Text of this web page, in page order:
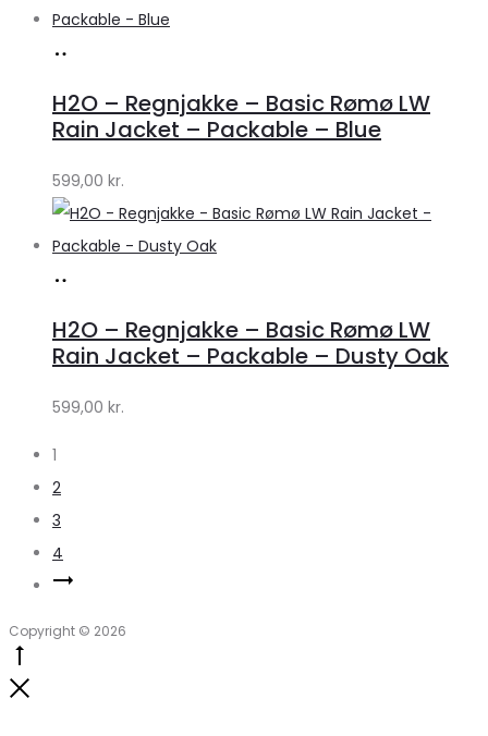
Lykke
Lykke
H2O – Regnjakke – Basic Rømø LW
Rain Jacket – Packable – Blue
599,00 kr.
Lykke
Lykke
H2O – Regnjakke – Basic Rømø LW
Rain Jacket – Packable – Dusty Oak
599,00 kr.
1
2
3
4
Copyright © 2026